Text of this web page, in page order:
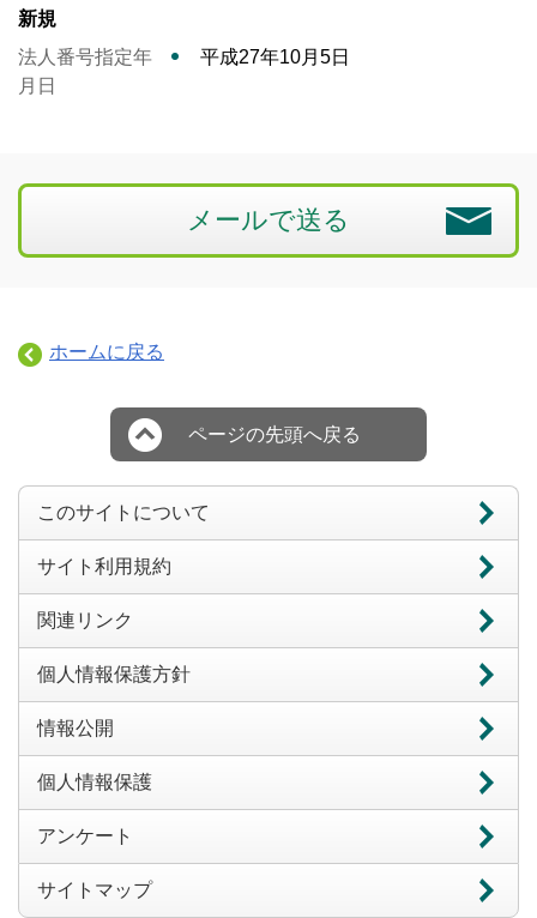
新規
法人番号指定年
月日
平成27年10月5日
メールで送る
ホームに戻る
ページの先頭へ戻る
このサイトについて
サイト利用規約
関連リンク
個人情報保護方針
情報公開
個人情報保護
アンケート
サイトマップ